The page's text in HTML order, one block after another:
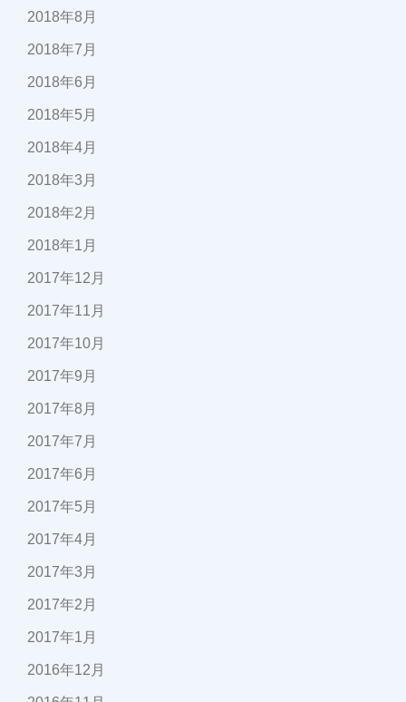
2018年8月
2018年7月
2018年6月
2018年5月
2018年4月
2018年3月
2018年2月
2018年1月
2017年12月
2017年11月
2017年10月
2017年9月
2017年8月
2017年7月
2017年6月
2017年5月
2017年4月
2017年3月
2017年2月
2017年1月
2016年12月